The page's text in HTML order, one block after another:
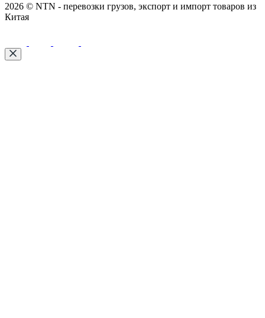
2026 © NTN - перевозки грузов, экспорт и импорт товаров из
Китая